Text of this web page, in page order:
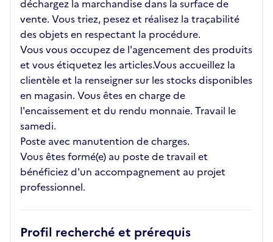
déchargez la marchandise dans la surface de
vente. Vous triez, pesez et réalisez la traçabilité
des objets en respectant la procédure.
Vous vous occupez de l'agencement des produits
et vous étiquetez les articles.Vous accueillez la
clientèle et la renseigner sur les stocks disponibles
en magasin. Vous êtes en charge de
l'encaissement et du rendu monnaie. Travail le
samedi.
Poste avec manutention de charges.
Vous êtes formé(e) au poste de travail et
bénéficiez d'un accompagnement au projet
professionnel.
Profil recherché et prérequis